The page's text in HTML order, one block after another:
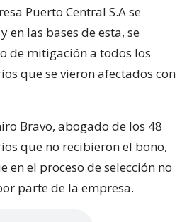
Puerto Central S.A se
las bases de esta, se
de mitigación a todos los
que se vieron afectados con
Bravo, abogado de los 48
que no recibieron el bono,
en el proceso de selección no
parte de la empresa.